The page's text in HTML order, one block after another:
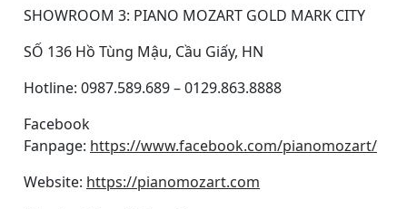
SHOWROOM 3: PIANO MOZART GOLD MARK CITY
SỐ 136 Hồ Tùng Mậu, Cầu Giấy, HN
Hotline: 0987.589.689 – 0129.863.8888
Facebook
Fanpage: https://www.facebook.com/pianomozart/
Website: https://pianomozart.com